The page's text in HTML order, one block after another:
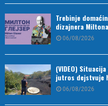
Trebinje
dizajnera
06/08/2026
(VIDEO)
jutros dejstvuje
06/08/2026